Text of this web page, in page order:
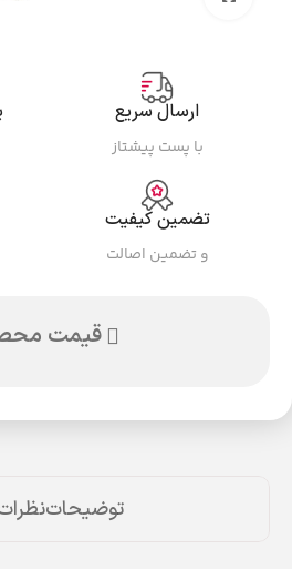
ارسال سریع
با پست پیشتاز
تضمین کیفیت
و تضمین اصالت
قیمت
توضیحاتنظرات